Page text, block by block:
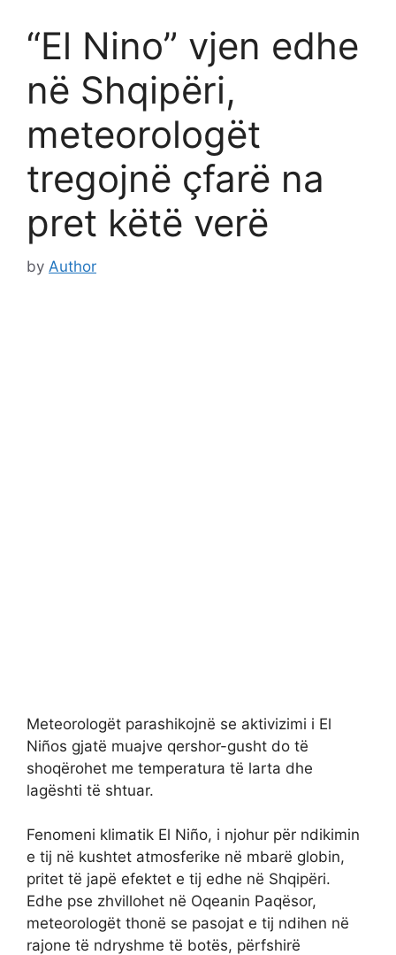
“El Nino” vjen edhe
në Shqipëri,
meteorologët
tregojnë çfarë na
pret këtë verë
by Author
Meteorologët parashikojnë se aktivizimi i El
Niños gjatë muajve qershor-gusht do të
shoqërohet me temperatura të larta dhe
lagështi të shtuar.
Fenomeni klimatik El Niño, i njohur për ndikimin
e tij në kushtet atmosferike në mbarë globin,
pritet të japë efektet e tij edhe në Shqipëri.
Edhe pse zhvillohet në Oqeanin Paqësor,
meteorologët thonë se pasojat e tij ndihen në
rajone të ndryshme të botës, përfshirë